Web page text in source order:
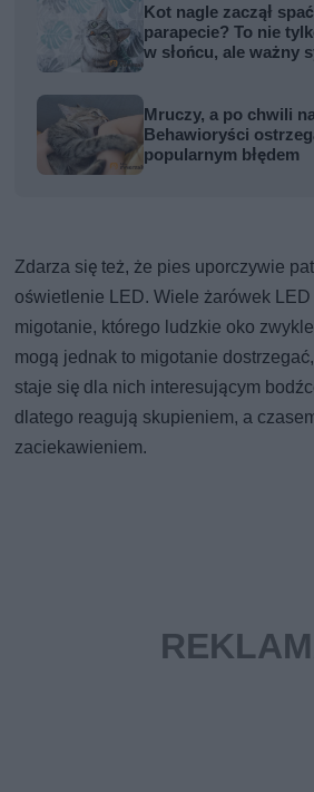
Kot nagle zaczął
parapecie? To nie
w słońcu, ale ważny
Mruczy, a po chwili
Behawioryści
popularnym błędem
Zdarza się też, że pies uporczywie
oświetlenie LED. Wiele żarówek
migotanie, którego ludzkie oko
mogą jednak to migotanie
staje się dla nich interesującym
dlatego reagują skupieniem, a
zaciekawieniem.